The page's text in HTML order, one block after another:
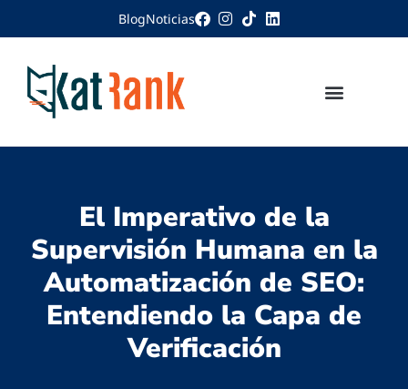
BlogNoticias
El Imperativo de la
Supervisión Humana en la
Automatización de SEO:
Entendiendo la Capa de
Verificación